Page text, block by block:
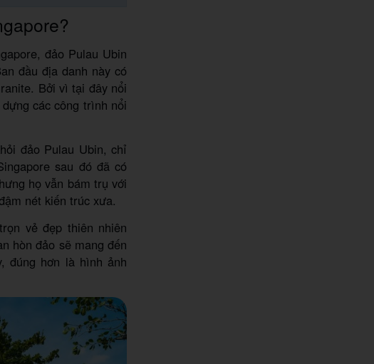
đảo Pulau Ubin
đầu địa danh này có
Bởi vì tại đây nổi
các công trình nổi
đảo Pulau Ubin, chỉ
sau đó đã có
họ vẫn bám trụ với
nét kiến trúc xưa.
vẻ đẹp thiên nhiên
hòn đảo sẽ mang đến
đúng hơn là hình ảnh